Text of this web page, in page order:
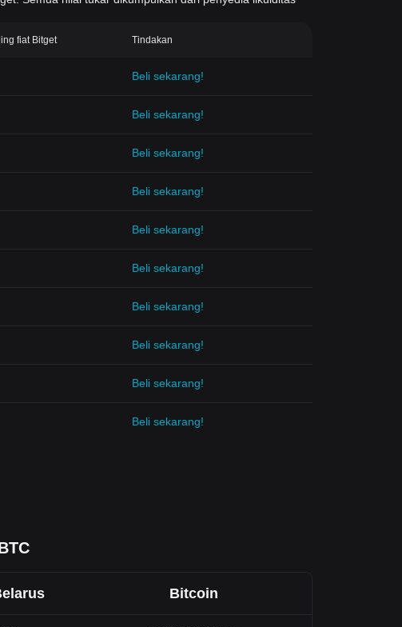
fiat Bitget Tindakan
Beli sekarang!
Beli sekarang!
Beli sekarang!
Beli sekarang!
Beli sekarang!
Beli sekarang!
Beli sekarang!
Beli sekarang!
Beli sekarang!
Beli sekarang!
Bitcoin